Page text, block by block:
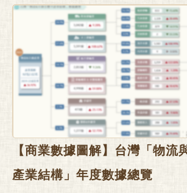
衰退20% 物流&交通產業於疫情期間
於過往的供需變動衝擊，2022年在管
體消費景氣復甦等因素影響下，各次
相異的復甦回溫及高峰回落。觀測
後各次產業別市佔率結構與變動，不
個別企業經營表現及整體產業趨勢，
斷各業別是否已走出疫情影響、重回
參考基礎。
【商業數據圖解】台灣「物流
產業結構」年度數據總覽